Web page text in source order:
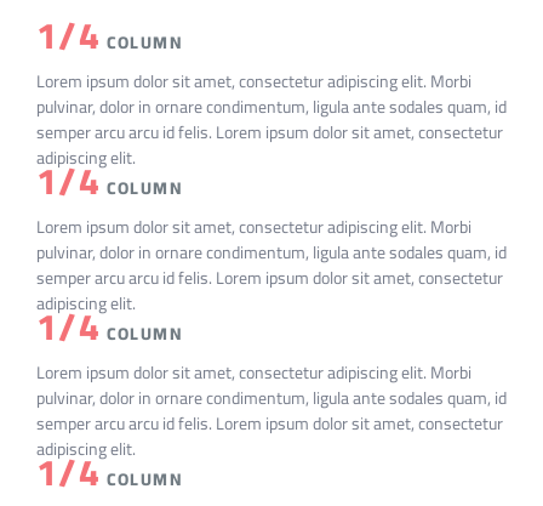
1/4 COLUMN
Lorem ipsum dolor sit amet, consectetur adipiscing elit. Morbi
pulvinar, dolor in ornare condimentum, ligula ante sodales quam, id
semper arcu arcu id felis. Lorem ipsum dolor sit amet, consectetur
adipiscing elit.
1/4COLUMN
Lorem ipsum dolor sit amet, consectetur adipiscing elit. Morbi
pulvinar, dolor in ornare condimentum, ligula ante sodales quam, id
semper arcu arcu id felis. Lorem ipsum dolor sit amet, consectetur
adipiscing elit.
1/4COLUMN
Lorem ipsum dolor sit amet, consectetur adipiscing elit. Morbi
pulvinar, dolor in ornare condimentum, ligula ante sodales quam, id
semper arcu arcu id felis. Lorem ipsum dolor sit amet, consectetur
adipiscing elit.
1/4COLUMN